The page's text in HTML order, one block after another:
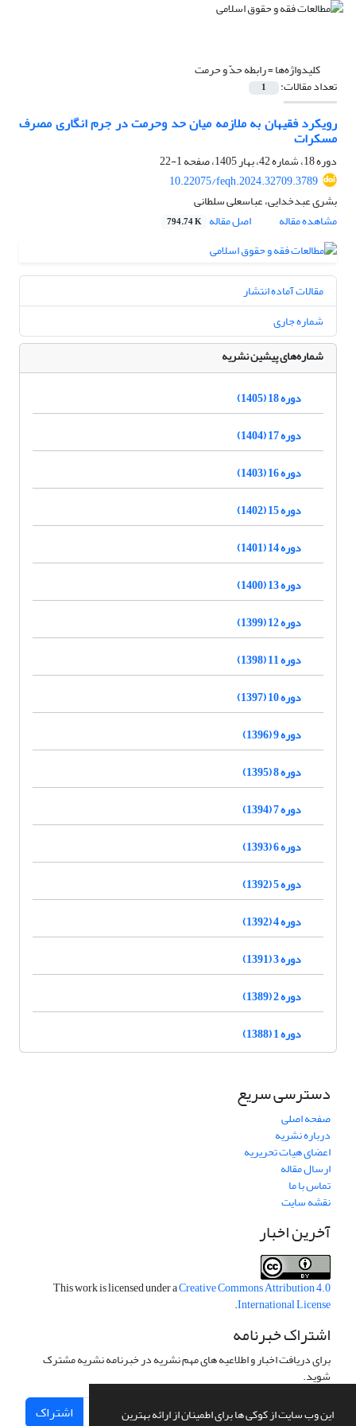
این وب سایت از کوکی ها برای اطمینان از ارائه بهترین
کلیدواژه‌ها =رابطه حدّ و حرمت
تعداد مقالات: 1
رویکرد فقیهان به ملازمه میان حد وحرمت در جرم انگاری مصرف
مسکرات
دوره 18، شماره 42، بهار 1405، صفحه
1-22
10.22075/feqh.2024.32709.3789
بشری عبدخدایی، عباسعلی سلطانی
مشاهده مقاله
اصل مقاله 794.74 K
مقالات آماده انتشار
شماره جاری
شماره‌های پیشین نشریه
دوره 18 (1405)
دوره 17 (1404)
دوره 16 (1403)
دوره 15 (1402)
دوره 14 (1401)
دوره 13 (1400)
دوره 12 (1399)
دوره 11 (1398)
دوره 10 (1397)
دوره 9 (1396)
دوره 8 (1395)
دوره 7 (1394)
دوره 6 (1393)
دوره 5 (1392)
دوره 4 (1392)
دوره 3 (1391)
دوره 2 (1389)
دوره 1 (1388)
دسترسی سریع
صفحه اصلی
درباره نشریه
اعضای هیات تحریریه
ارسال مقاله
تماس با ما
نقشه سایت
آخرین اخبار
This work is licensed under aCreative Commons Attribution 4.0
International License
.
اشتراک خبرنامه
برای دریافت اخبار و اطلاعیه های مهم نشریه در خبرنامه نشریه مشترک
شوید.
اشتراک